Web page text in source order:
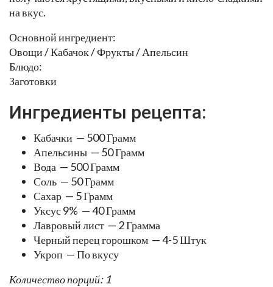
на вкус.
Основной ингредиент:
Овощи / Кабачок / Фрукты / Апельсин
Блюдо:
Заготовки
Ингредиенты рецепта:
Кабачки — 500 Грамм
Апельсины — 50 Грамм
Вода — 500 Грамм
Соль — 50 Грамм
Сахар — 5 Грамм
Уксус 9% — 40 Грамм
Лавровый лист — 2 Грамма
Черный перец горошком — 4-5 Штук
Укроп — По вкусу
Количество порций: 1